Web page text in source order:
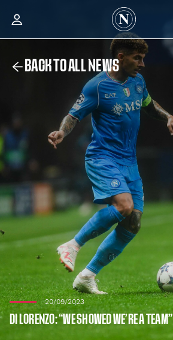
BACK TO ALL NEWS
20/09/2023
DI LORENZO: “WE SHOWED WE’RE A TEAM”